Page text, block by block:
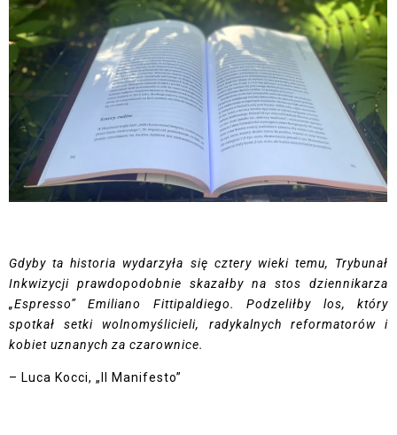
Gdyby ta historia wydarzyła się cztery wieki temu, Trybunał
Inkwizycji prawdopodobnie skazałby na stos dziennikarza
„Espresso” Emiliano Fittipaldiego. Podzeliłby los, który
spotkał setki wolnomyślicieli, radykalnych reformatorów i
kobiet uznanych za czarownice.
– Luca Kocci, „Il Manifesto”